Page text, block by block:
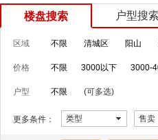
楼盘搜索 户型搜索
区域 不限 清城区 阳山
价格 不限 3000以下 3000-
户型 不限 (可多选)
更多条件： 类型 售卖